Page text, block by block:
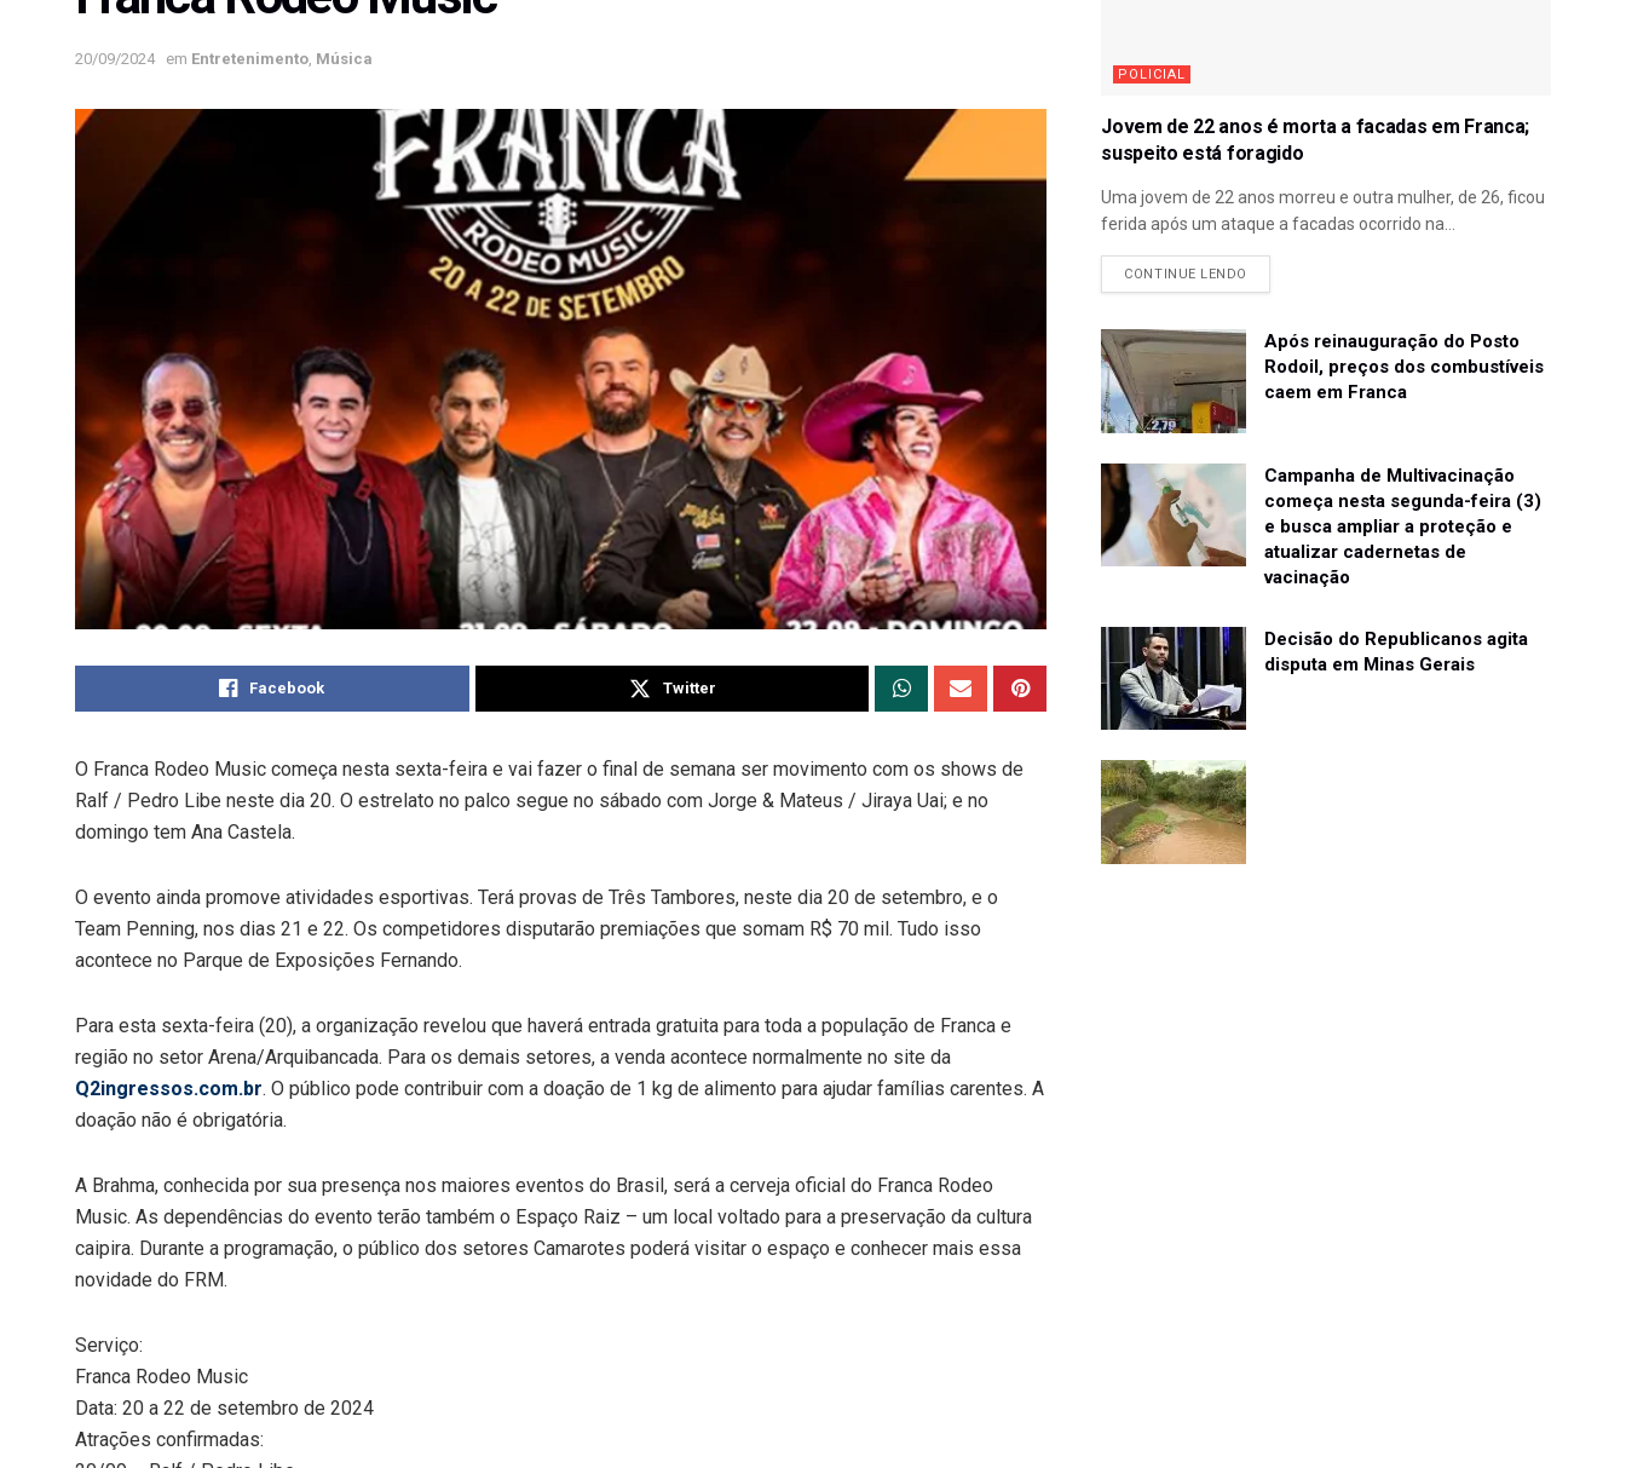
20/09/2024 em Entretenimento Música
Facebook Twitter
O Franca Rodeo Music começa nesta sexta-feira e vai fazer o final de semana ser movimento com os shows de
Ralf / Pedro Libe neste dia 20. O estrelato no palco segue no sábado com Jorge & Mateus / Jiraya Uai; e no
domingo tem Ana Castela.
O evento ainda promove atividades esportivas. Terá provas de Três Tambores, neste dia 20 de setembro, e o
Team Penning, nos dias 21 e 22. Os competidores disputarão premiações que somam R$ 70 mil. Tudo isso
acontece no Parque de Exposições Fernando.
Para esta sexta-feira (20), a organização revelou que haverá entrada gratuita para toda a população de Franca e
região no setor Arena/Arquibancada. Para os demais setores, a venda acontece normalmente no site da
Q2ingressos.com.br. O público pode contribuir com a doação de 1 kg de alimento para ajudar famílias carentes. A
doação não é obrigatória.
A Brahma, conhecida por sua presença nos maiores eventos do Brasil, será a cerveja oficial do Franca Rodeo
Music. As dependências do evento terão também o Espaço Raiz – um local voltado para a preservação da cultura
caipira. Durante a programação, o público dos setores Camarotes poderá visitar o espaço e conhecer mais essa
novidade do FRM.
Serviço:
Franca Rodeo Music
Data: 20 a 22 de setembro de 2024
Atrações confirmadas:
POLICIAL
Jovem de 22 anos é morta a facadas em Franca;
suspeito está foragido
Uma jovem de 22 anos morreu e outra mulher, de 26, ficou
ferida após um ataque a facadas ocorrido na...
CONTINUE LENDO
Após reinauguração do Posto
Rodoil, preços dos combustíveis
caem em Franca
Campanha de Multivacinação
começa nesta segunda-feira (3)
e busca ampliar a proteção e
atualizar cadernetas de
vacinação
Decisão do Republicanos agita
disputa em Minas Gerais